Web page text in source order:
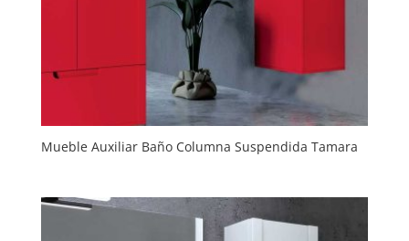
Mueble Auxiliar Baño Columna Suspendida Tamara